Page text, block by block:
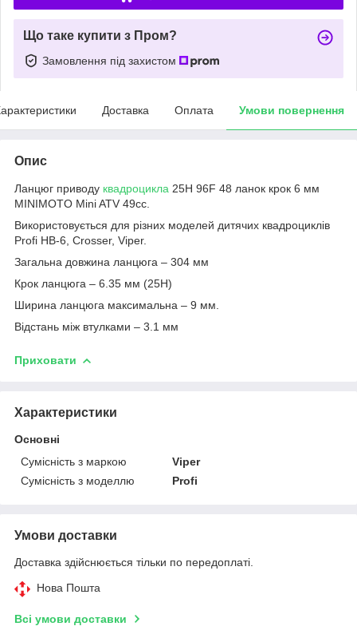
Що таке купити з Пром?
Замовлення під захистом
Доставка Оплата Умови повернення
Опис
Ланцюг приводу квадроцикла 25H 96F 48 ланок крок 6 мм
MINIMOTO Mini ATV 49сс.
Використовується для різних моделей дитячих квадроциклів
Profi HB-6, Crosser, Viper.
Загальна довжина ланцюга – 304 мм
Крок ланцюга – 6.35 мм (25Н)
Ширина ланцюга максимальна – 9 мм.
Відстань між втулками – 3.1 мм
Приховати
Характеристики
Основні
Сумісність з маркою
Viper
Сумісність з моделлю
Profi
Умови доставки
Доставка здійснюється тільки по передоплаті.
Нова Пошта
Всі умови доставки